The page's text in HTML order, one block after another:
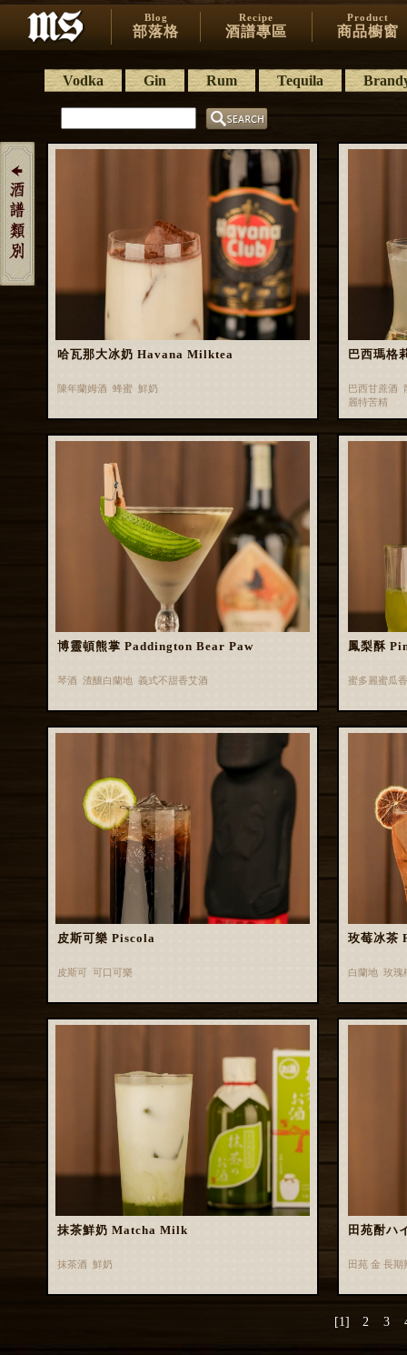
Blog
部落格
Recipe
酒譜專區
Product
商品櫥窗
Vodka Gin Rum Tequila
哈瓦那大冰奶 Havana Milktea
陳年蘭姆酒 蜂蜜 鮮奶
巴西瑪
巴西甘蔗酒
麗特苦精
博靈頓熊掌 Paddington Bear Paw
琴酒 渣釀白蘭地 義式不甜香艾酒
鳳梨酥
蜜多麗蜜瓜
皮斯可樂 Piscola
皮斯可 可口可樂
玫莓冰茶
白蘭地 玫瑰
抹茶鮮奶 Matcha Milk
抹茶酒 鮮奶
田苑酎ハ
田苑 金 長
[1] 2 3